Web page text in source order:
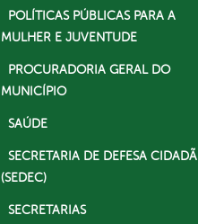
POLÍTICAS PÚBLICAS PARA A
MULHER E JUVENTUDE
PROCURADORIA GERAL DO
MUNICÍPIO
SAÚDE
SECRETARIA DE DEFESA CIDADÃ
(SEDEC)
SECRETARIAS